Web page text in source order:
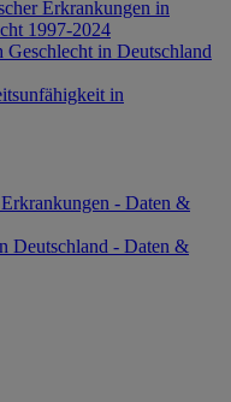
Erkrankungen in
1997-2024
in Deutschland
in
- Daten &
Deutschland - Daten &